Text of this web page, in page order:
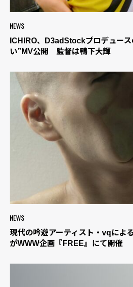
NEWS
ICHIRO、D3adStockプロデュー
い”MV公開 監督は鴨下大輝
NEWS
現代の吟遊アーティスト・vqによ
がWWW企画『FREE』にて開催